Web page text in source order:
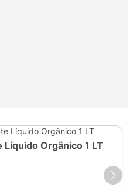
Líquido Orgânico 1 LT